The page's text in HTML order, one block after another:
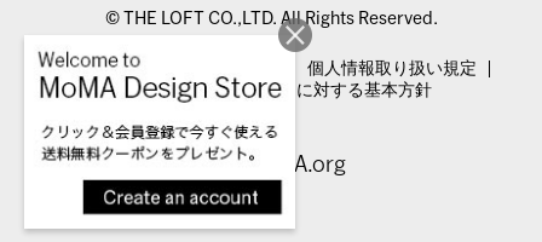
© THE LOFT CO.,LTD. All Rights Reserved.
特定商取引法表示
個人情報取り扱い規定
カスタマーハラスメントに対する基本方針
Visit MoMA.org